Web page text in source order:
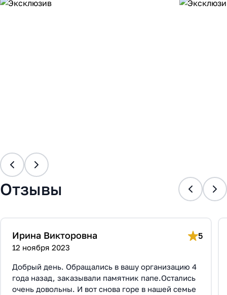
Отзывы
Ирина Викторовна 5
12 ноября 2023
Добрый день. Обращались в вашу организацию 4
года назад, заказывали памятник папе.Остались
очень довольны. И вот снова горе в нашей семье